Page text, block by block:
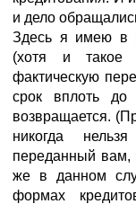
и дело
Здесь я имею в
(хотя и такое
фактическую
срок вплоть до
возвращается.
никогда
переданный вам,
же в данном
формах